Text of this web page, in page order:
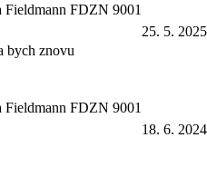
Fieldmann FDZN 9001
25. 5. 2025
bych znovu
Fieldmann FDZN 9001
18. 6. 2024